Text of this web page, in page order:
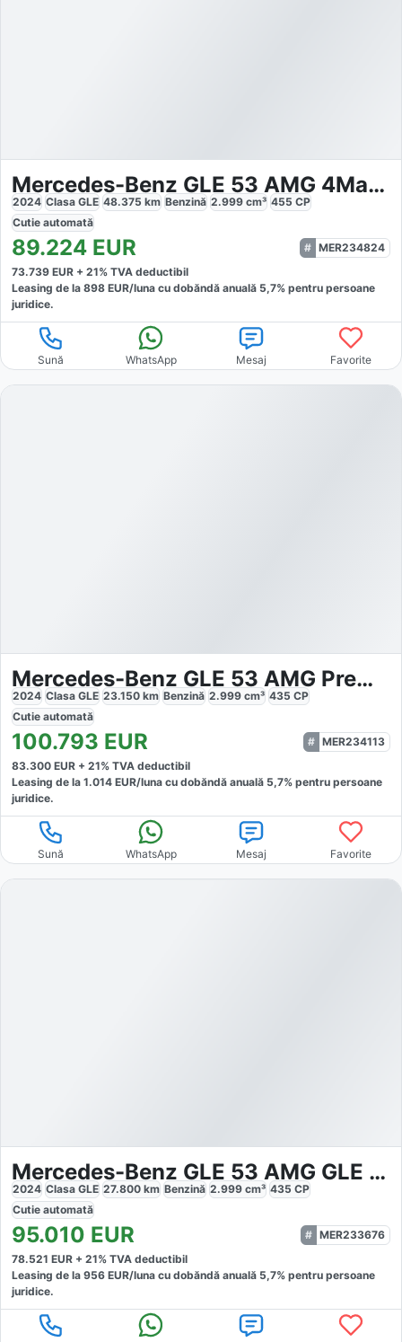
Mercedes-Benz GLE 53 AMG 4Matic Coupe Performance N
2024 Clasa GLE 48.375 km Benzină 2.999 cm³ 455 CP
Cutie automată
89.224 EUR
MER234824
73.739 EUR + 21% TVA deductibil
Leasing de la 898 EUR/luna cu dobăndă anuală 5,7% pentru persoane
juridice.
Sună WhatsApp Mesaj Favorite
Mercedes-Benz GLE 53 AMG Premium Plus
2024 Clasa GLE 23.150 km Benzină 2.999 cm³ 435 CP
Cutie automată
100.793 EUR
MER234113
83.300 EUR + 21% TVA deductibil
Leasing de la 1.014 EUR/luna cu dobăndă anuală 5,7% pentru persoane
juridice.
Sună WhatsApp Mesaj Favorite
Mercedes-Benz GLE 53 AMG GLE 53 4M
2024 Clasa GLE 27.800 km Benzină 2.999 cm³ 435 CP
Cutie automată
95.010 EUR
MER233676
78.521 EUR + 21% TVA deductibil
Leasing de la 956 EUR/luna cu dobăndă anuală 5,7% pentru persoane
juridice.